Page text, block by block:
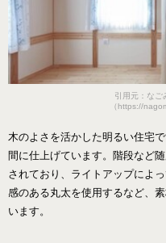
引用元：なご
（https://
木のよさを活かした明るい住宅
間に仕上げています。階段など
されており、ライトアップによ
感のある丸太を使用するなど、
います。